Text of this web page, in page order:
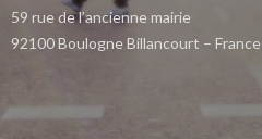
59 rue de l’ancienne mairie
92100 Boulogne Billancourt – France